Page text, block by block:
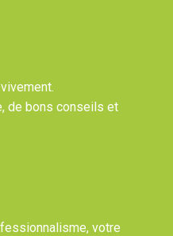
de bons conseils et
votre